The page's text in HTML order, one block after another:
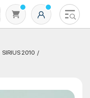
SIRIUS 2010